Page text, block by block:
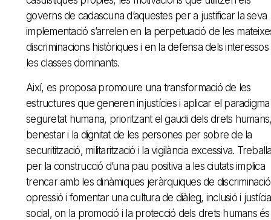
governs de cadascuna d’aquestes per a justificar la seva
implementació s’arrelen en la perpetuació de les
discriminacions històriques i en la defensa dels
les classes dominants.
Així, es proposa promoure una transformació de les
estructures que generen injustícies i aplicar el
seguretat humana, prioritzant el gaudi dels drets
benestar i la dignitat de les persones per sobre de la
securitització, militarització i la vigilància excessiva.
per la construcció d’una pau positiva a les ciutats implica
trencar amb les dinàmiques jeràrquiques de
opressió i fomentar una cultura de diàleg, inclusió i justícia
social, on la promoció i la protecció dels drets humans